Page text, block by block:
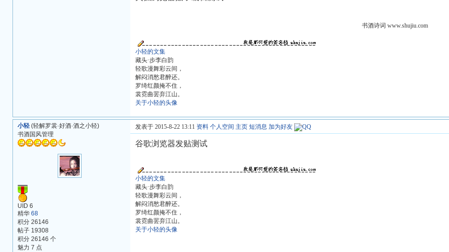
书酒诗词 www.shujiu.com
小轻的文集
藏头·步李白韵
轻歌漫舞彩云间，
解闷消愁君醉还。
罗绮红颜掩不住，
裳霓曲罢弃江山。
关于小轻的头像
小轻 (轻解罗裳·好酒·酒之小轻)
书酒国风管理
UID 6
精华 68
积分 26146
帖子 19308
积分 26146 个
魅力 7 点
发表于 2015-8-22 13:11 资料 个人空间 主页 短消息 加为好友
谷歌浏览器发贴测试
小轻的文集
藏头·步李白韵
轻歌漫舞彩云间，
解闷消愁君醉还。
罗绮红颜掩不住，
裳霓曲罢弃江山。
关于小轻的头像